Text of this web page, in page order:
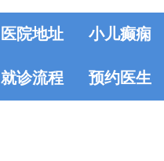
医院地址 小儿癫痫
就诊流程 预约医生